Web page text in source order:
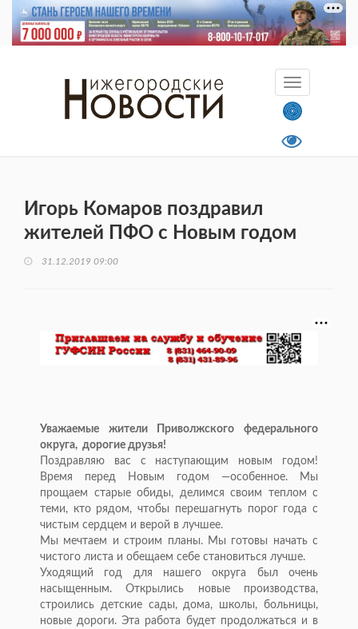
Игорь Комаров поздравил
жителей ПФО с Новым годом
31.12.2019 09:00
Уважаемые жители Приволжского федерального
округа, дорогие друзья!
Поздравляю вас с наступающим новым годом!
Время перед Новым годом —особенное. Мы
прощаем старые обиды, делимся своим теплом с
теми, кто рядом, чтобы перешагнуть порог года с
чистым сердцем и верой в лучшее.
Мы мечтаем и строим планы. Мы готовы начать с
чистого листа и обещаем себе становиться лучше.
Уходящий год для нашего округа был очень
насыщенным. Открылись новые производства,
строились детские сады, дома, школы, больницы,
новые дороги. Эта работа будет продолжаться и в